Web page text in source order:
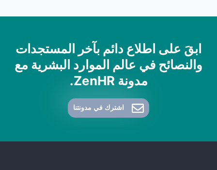
ابقَ على اطلاع دائم بآخر المستجدات
والنصائح في عالم الموارد البشرية مع
مدونة ZenHR.
اشترك في مدونتنا